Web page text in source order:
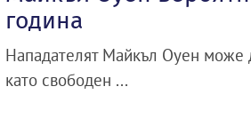
година
Нападателят Майкъл Оуен може
като свободен ...